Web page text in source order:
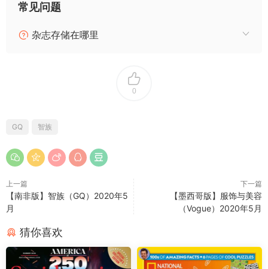
常见问题
杂志存储在哪里
0
GQ 智族
上一篇
【南非版】智族（GQ）2020年5
月
下一篇
【墨西哥版】服饰与美容
（Vogue）2020年5月
猜你喜欢